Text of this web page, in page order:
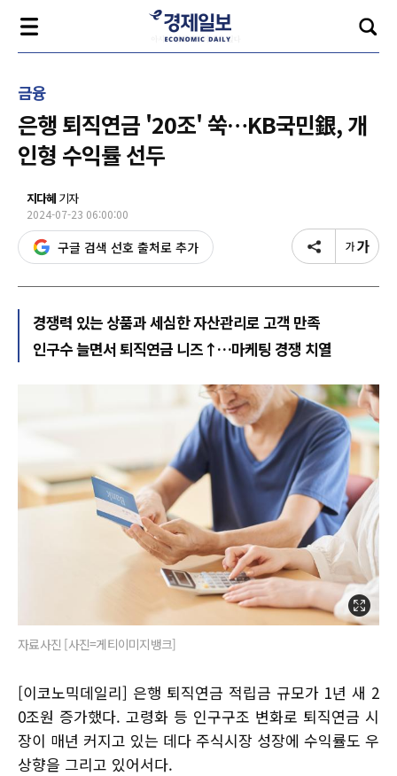
금융
은행 퇴직연금 '20조' 쑥…KB국민銀, 개
인형 수익률 선두
지다혜 기자
2024-07-23 06:00:00
구글 검색 선호 출처로 추가
경쟁력 있는 상품과 세심한 자산관리로 고객 만족
인구수 늘면서 퇴직연금 니즈↑…마케팅 경쟁 치열
자료사진 [사진=게티이미지뱅크]
[이코노믹데일리] 은행 퇴직연금 적립금 규모가 1년 새 2
0조원 증가했다. 고령화 등 인구구조 변화로 퇴직연금 시
장이 매년 커지고 있는 데다 주식시장 성장에 수익률도 우
상향을 그리고 있어서다.